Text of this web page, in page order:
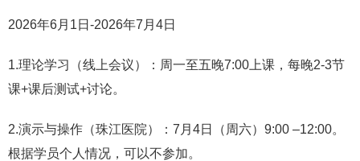
2026年6月1日-2026年7月4日
1.理论学习（线上会议）：周一至五晚7:00上课，每晚2-3节
课+课后测试+讨论。
2.演示与操作（珠江医院）：7月4日（周六）9:00 –12:00。
根据学员个人情况，可以不参加。